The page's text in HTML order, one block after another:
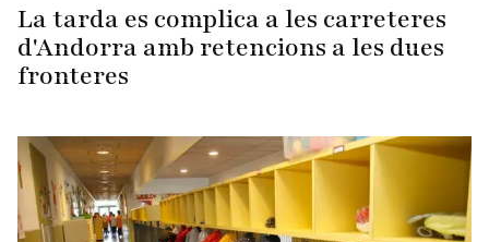
La tarda es complica a les carreteres
d'Andorra amb retencions a les dues
fronteres